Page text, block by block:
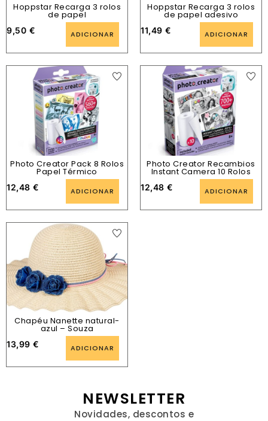
Hoppstar Recarga 3 rolos
de papel
9,50 € ADICIONAR
Hoppstar Recarga 3 rolos
de papel adesivo
11,49 € ADICIONAR
Photo Creator Pack 8 Rolos
Papel Térmico
12,48 € ADICIONAR
Photo Creator Recambios
Instant Camera 10 Rolos
12,48 € ADICIONAR
Chapéu Nanette natural-
azul – Souza
13,99 € ADICIONAR
NEWSLETTER
Novidades, descontos e